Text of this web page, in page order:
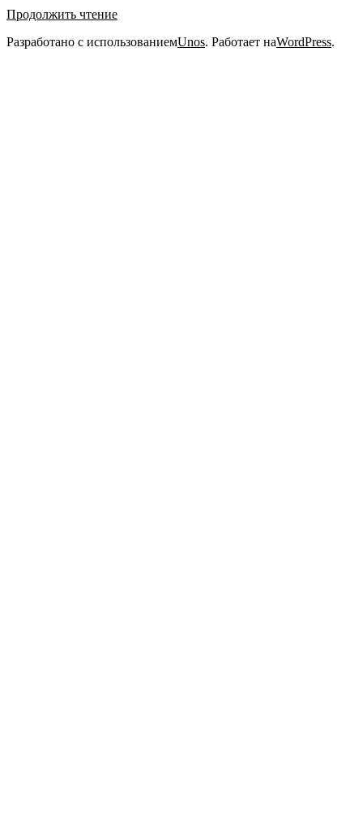
Продолжить чтение
2021-
Разработано с использованиемUnos. Работает наWordPress.